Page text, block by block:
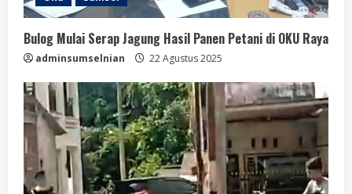
Bulog Mulai Serap Jagung Hasil Panen Petani di OKU Raya
adminsumselnian 22 Agustus 2025